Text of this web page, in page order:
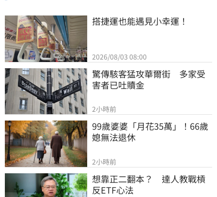
搭捷運也能遇見小幸運！
2026/08/03 08:00
驚傳駭客猛攻華爾街　多家受
害者已吐贖金
2小時前
99歲婆婆「月花35萬」！66歲
媳無法退休
2小時前
想靠正二翻本？　達人教戰槓
反ETF心法